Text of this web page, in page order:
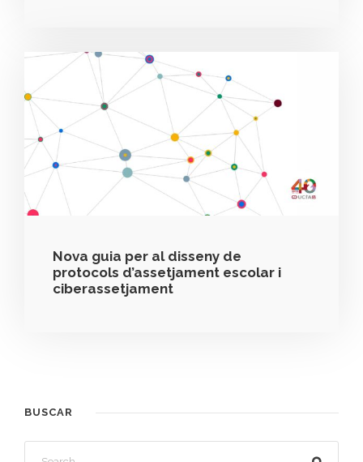
Nova guia per al disseny de
protocols d’assetjament escolar i
ciberassetjament
BUSCAR